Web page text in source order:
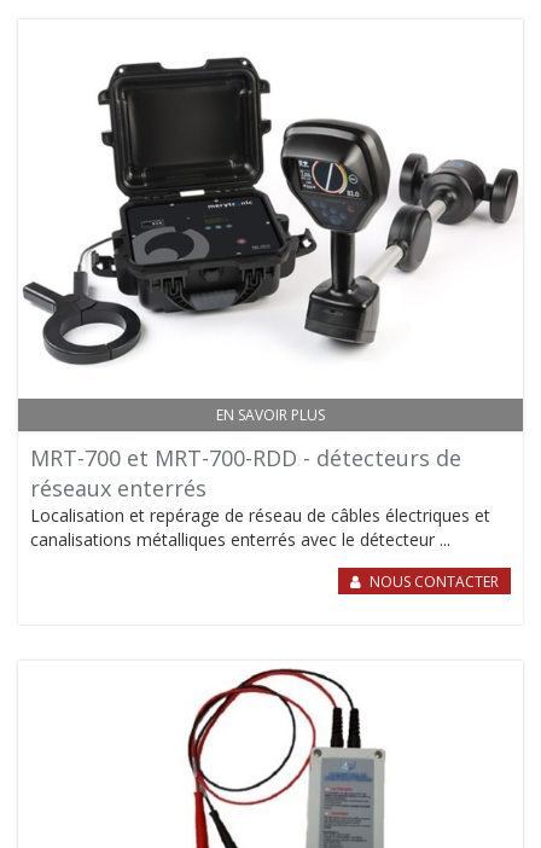
EN SAVOIR PLUS
MRT-700 et MRT-700-RDD - détecteurs de
réseaux enterrés
Localisation et repérage de réseau de câbles électriques et
canalisations métalliques enterrés avec le détecteur ...
NOUS CONTACTER